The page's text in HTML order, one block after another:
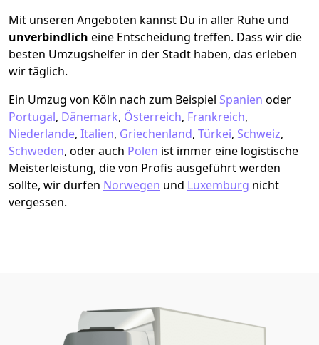
Mit unseren Angeboten kannst Du in aller Ruhe und
unverbindlich eine Entscheidung treffen. Dass wir die
besten Umzugshelfer in der Stadt haben, das erleben
wir täglich.
Ein Umzug von Köln nach zum Beispiel Spanien oder
Portugal, Dänemark, Österreich, Frankreich,
Niederlande, Italien, Griechenland, Türkei, Schweiz,
Schweden, oder auch Polen ist immer eine logistische
Meisterleistung, die von Profis ausgeführt werden
sollte, wir dürfen Norwegen und Luxemburg nicht
vergessen.